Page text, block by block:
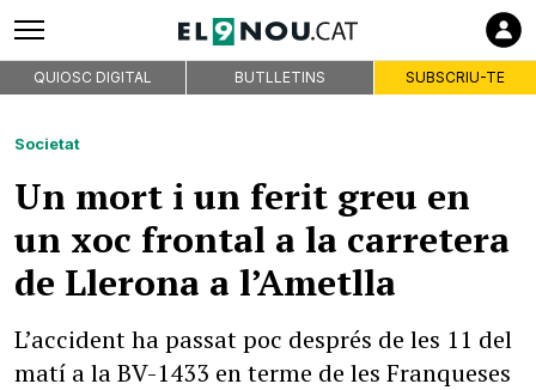
QUIOSC DIGITAL BUTLLETINS SUBSCRIU-TE
Societat
Un mort i un ferit greu en
un xoc frontal a la carretera
de Llerona a l’Ametlla
L’accident ha passat poc després de les 11 del
matí a la BV-1433 en terme de les Franqueses